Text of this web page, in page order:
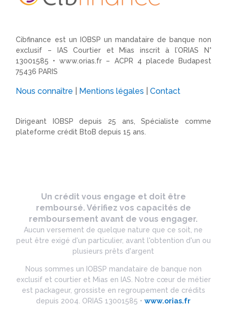
Cibfinance est un IOBSP un mandataire de banque non
exclusif – IAS Courtier et Mias inscrit à l’ORIAS N°
13001585 •www.orias.fr – ACPR 4 placede Budapest
75436 PARIS
Nous connaître Mentions légales |Contact
Dirigeant IOBSP depuis 25 ans, Spécialiste comme
plateforme crédit BtoB depuis 15 ans.
Un crédit vous engage et doit être
remboursé. Vérifiez vos capacités de
remboursement avant de vous engager.
Aucun versement de quelque nature que ce soit, ne
peut être exigé d'un particulier, avant l'obtention d'un ou
plusieurs prêts d'argent
Nous sommes un IOBSP mandataire de banque non
exclusif et courtier et Mias en IAS. Notre cœur de métier
est packageur, grossiste en regroupement de crédits
depuis 2004. ORIAS 13001585 •www.orias.fr